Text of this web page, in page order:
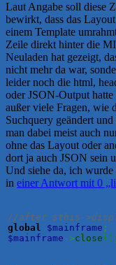
Laut Angabe soll diese
bewirkt, dass das
einem Template
Zeile direkt hinter die
Neuladen hat gezeigt,
nicht mehr da war,
leider noch die html,
oder JSON-Output
außer viele Fragen, wie
Suchquery geändert
man dabei meist auch
ohne das Layout oder
dort ja auch JSON sein
Und siehe da, ich
in einer Antwort mit 0
//after $this-
global
$mainframe ;
$mainframe ->close ( )